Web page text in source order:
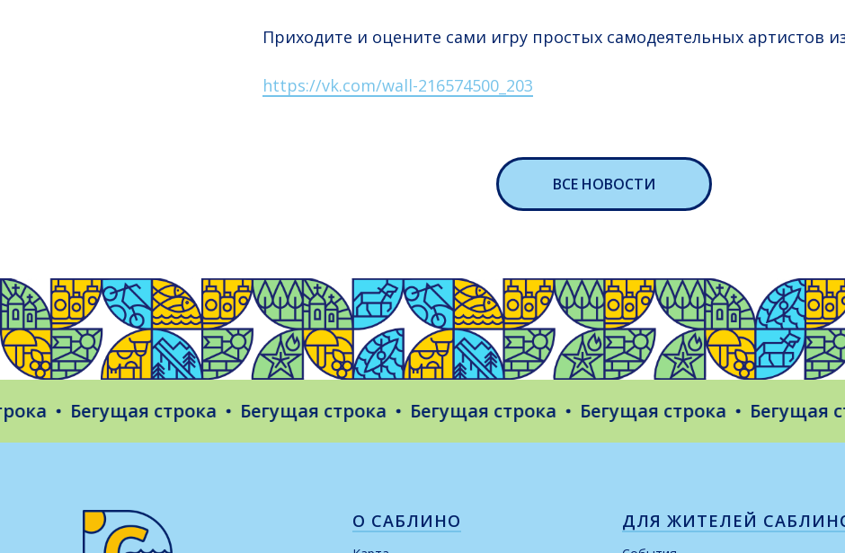
Приходите и оцените сами игру простых самодеятельных артистов
https://vk.com/wall-216574500_203
ВСЕ НОВОСТИ
Бегущая строка Бегущая строка Бегущая строка Бегущая строка Бегущая
О САБЛИНО ДЛЯ ЖИТЕЛЕЙ